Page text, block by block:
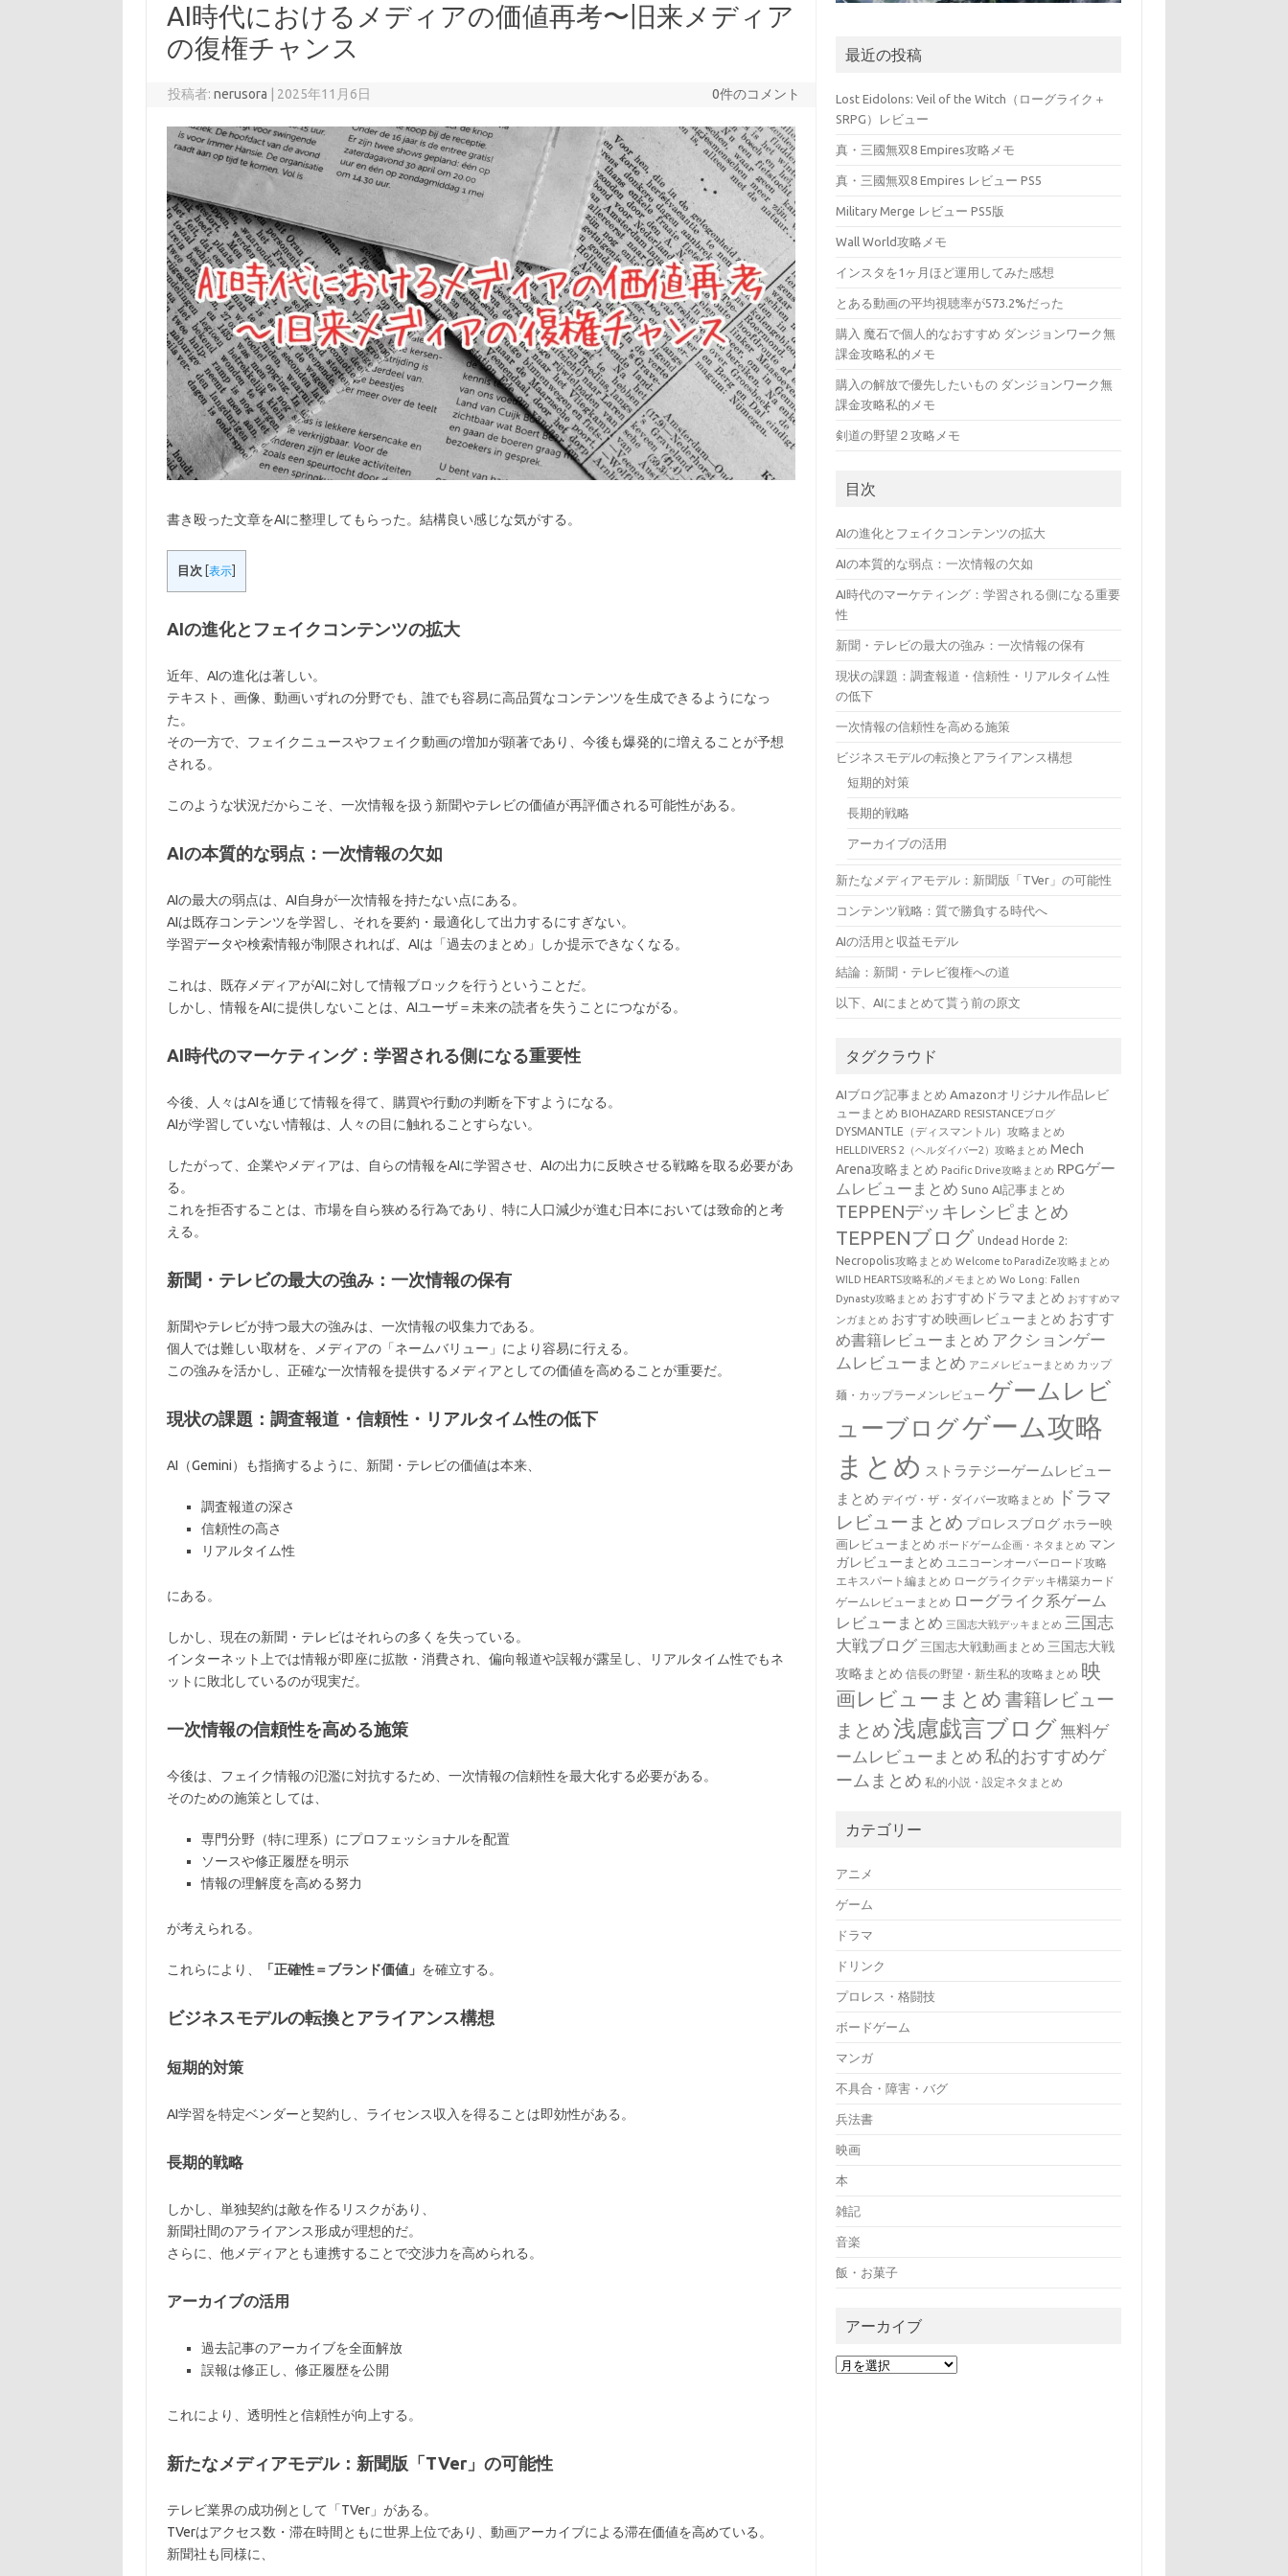
AI時代におけるメディアの価値再考〜旧来メディア
の復権チャンス
投稿者:nerusora 2025年11月6日 0件のコメント
書き殴った文章をAIに整理してもらった。結構良い感じな気がする。
目次 [表示]
AIの進化とフェイクコンテンツの拡大
近年、AIの進化は著しい。
テキスト、画像、動画いずれの分野でも、誰でも容易に高品質なコンテンツを生成できるようになっ
た。
その一方で、フェイクニュースやフェイク動画の増加が顕著であり、今後も爆発的に増えることが予想
される。
このような状況だからこそ、一次情報を扱う新聞やテレビの価値が再評価される可能性がある。
AIの本質的な弱点：一次情報の欠如
AIの最大の弱点は、AI自身が一次情報を持たない点にある。
AIは既存コンテンツを学習し、それを要約・最適化して出力するにすぎない。
学習データや検索情報が制限されれば、AIは「過去のまとめ」しか提示できなくなる。
これは、既存メディアがAIに対して情報ブロックを行うということだ。
しかし、情報をAIに提供しないことは、AIユーザ＝未来の読者を失うことにつながる。
AI時代のマーケティング：学習される側になる重要性
今後、人々はAIを通じて情報を得て、購買や行動の判断を下すようになる。
AIが学習していない情報は、人々の目に触れることすらない。
したがって、企業やメディアは、自らの情報をAIに学習させ、AIの出力に反映させる戦略を取る必要があ
る。
これを拒否することは、市場を自ら狭める行為であり、特に人口減少が進む日本においては致命的と考
える。
新聞・テレビの最大の強み：一次情報の保有
新聞やテレビが持つ最大の強みは、一次情報の収集力である。
個人では難しい取材を、メディアの「ネームバリュー」により容易に行える。
この強みを活かし、正確な一次情報を提供するメディアとしての価値を高めることが重要だ。
現状の課題：調査報道・信頼性・リアルタイム性の低下
AI（Gemini）も指摘するように、新聞・テレビの価値は本来、
調査報道の深さ
信頼性の高さ
リアルタイム性
にある。
しかし、現在の新聞・テレビはそれらの多くを失っている。
インターネット上では情報が即座に拡散・消費され、偏向報道や誤報が露呈し、リアルタイム性でもネ
ットに敗北しているのが現実だ。
一次情報の信頼性を高める施策
今後は、フェイク情報の氾濫に対抗するため、一次情報の信頼性を最大化する必要がある。
そのための施策としては、
専門分野（特に理系）にプロフェッショナルを配置
ソースや修正履歴を明示
情報の理解度を高める努力
が考えられる。
これらにより、 「正確性＝ブランド価値」 を確立する。
ビジネスモデルの転換とアライアンス構想
短期的対策
AI学習を特定ベンダーと契約し、ライセンス収入を得ることは即効性がある。
長期的戦略
しかし、単独契約は敵を作るリスクがあり、
新聞社間のアライアンス形成が理想的だ。
さらに、他メディアとも連携することで交渉力を高められる。
アーカイブの活用
過去記事のアーカイブを全面解放
誤報は修正し、修正履歴を公開
これにより、透明性と信頼性が向上する。
新たなメディアモデル：新聞版「TVer」の可能性
テレビ業界の成功例として「TVer」がある。
TVerはアクセス数・滞在時間ともに世界上位であり、動画アーカイブによる滞在価値を高めている。
新聞社も同様に、
最近の投稿
Lost Eidolons: Veil of the Witch（ローグライク＋
SRPG）レビュー
真・三國無双8 Empires攻略メモ
真・三國無双8 Empires レビュー PS5
Military Merge レビュー PS5版
Wall World攻略メモ
インスタを1ヶ月ほど運用してみた感想
とある動画の平均視聴率が573.2%だった
購入 魔石で個人的なおすすめ ダンジョンワーク無
課金攻略私的メモ
購入の解放で優先したいもの ダンジョンワーク無
課金攻略私的メモ
剣道の野望２攻略メモ
目次
AIの進化とフェイクコンテンツの拡大
AIの本質的な弱点：一次情報の欠如
AI時代のマーケティング：学習される側になる重要
性
新聞・テレビの最大の強み：一次情報の保有
現状の課題：調査報道・信頼性・リアルタイム性
の低下
一次情報の信頼性を高める施策
ビジネスモデルの転換とアライアンス構想
短期的対策
長期的戦略
アーカイブの活用
新たなメディアモデル：新聞版「TVer」の可能性
コンテンツ戦略：質で勝負する時代へ
AIの活用と収益モデル
結論：新聞・テレビ復権への道
以下、AIにまとめて貰う前の原文
タグクラウド
AIブログ記事まとめ Amazonオリジナル作品レビ
ューまとめ BIOHAZARD RESISTANCEブログ
DYSMANTLE（ディスマントル）攻略まとめ
HELLDIVERS 2（ヘルダイバー2）攻略まとめ Mech
Arena攻略まとめ Pacific Drive攻略まとめ RPGゲー
ムレビューまとめ Suno AI記事まとめ
TEPPENデッキレシピまとめ
TEPPENブログ Undead Horde 2:
Necropolis攻略まとめ Welcome to ParadiZe攻略まとめ
WILD HEARTS攻略私的メモまとめ Wo Long: Fallen
Dynasty攻略まとめ おすすめドラマまとめ おすすめマ
ンガまとめ おすすめ映画レビューまとめ おすす
め書籍レビューまとめ アクションゲー
ムレビューまとめ アニメレビューまとめ カップ
麺・カップラーメンレビュー ゲームレビ
ューブログゲーム攻略
まとめ ストラテジーゲームレビュー
まとめ デイヴ・ザ・ダイバー攻略まとめ
ドラマ
レビューまとめ プロレスブログ ホラー映
画レビューまとめ ボードゲーム企画・ネタまとめ マン
ガレビューまとめ ユニコーンオーバーロード攻略
エキスパート編まとめ ローグライクデッキ構築カード
ゲームレビューまとめ ローグライク系ゲーム
レビューまとめ 三国志大戦デッキまとめ 三国志
大戦ブログ 三国志大戦動画まとめ 三国志大戦
攻略まとめ 信長の野望・新生私的攻略まとめ 映
画レビューまとめ 書籍レビュー
まとめ浅慮戯言ブログ無料ゲ
ームレビューまとめ 私的おすすめゲ
ームまとめ 私的小説・設定ネタまとめ
カテゴリー
アニメ
ゲーム
ドラマ
ドリンク
プロレス・格闘技
ボードゲーム
マンガ
不具合・障害・バグ
兵法書
映画
本
雑記
音楽
飯・お菓子
アーカイブ
ア